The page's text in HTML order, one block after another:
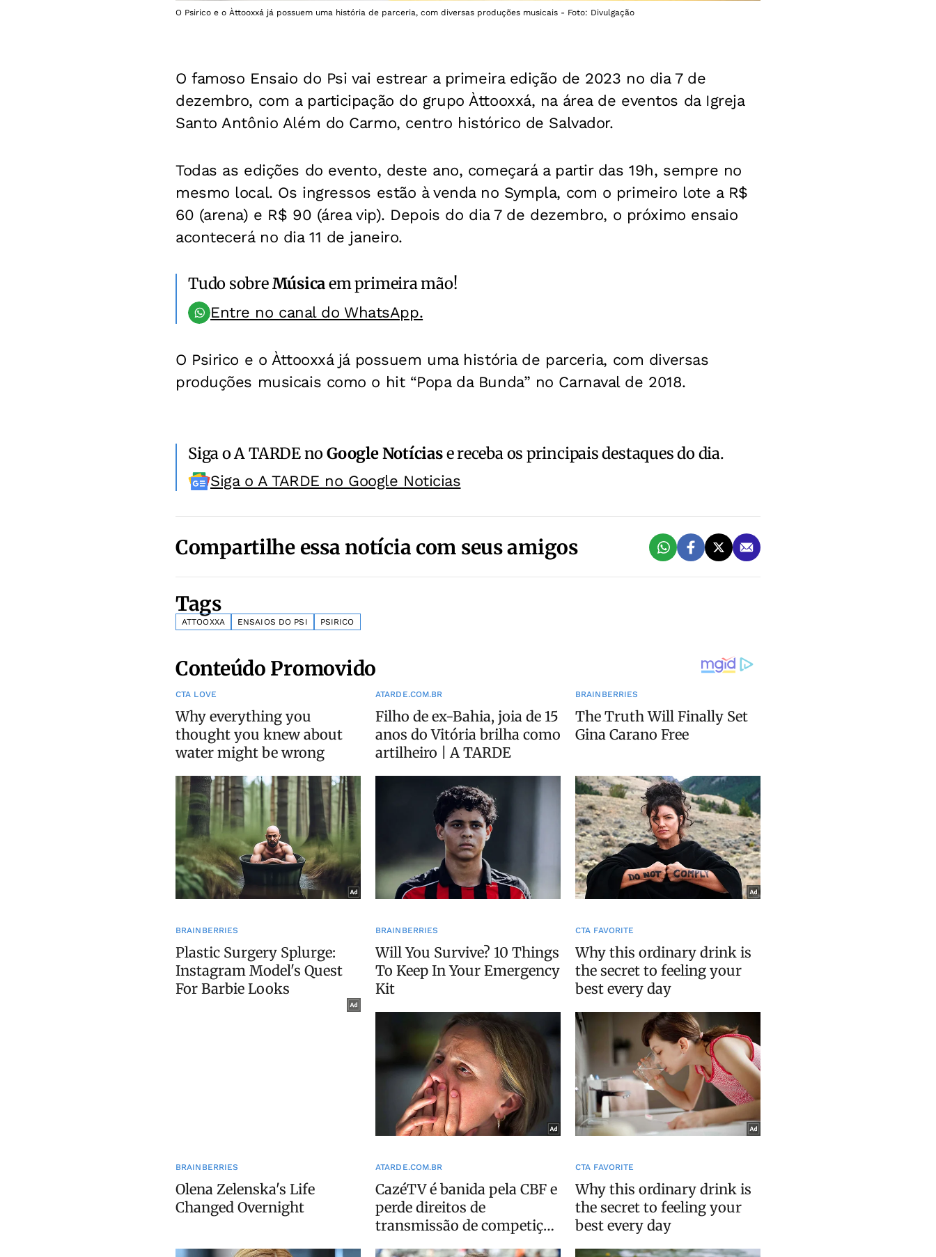
O Psirico e o Àttooxxá já possuem uma história de parceria, com diversas produções musicais - Foto: Divulgação
O famoso Ensaio do Psi vai estrear a primeira edição de 2023 no dia 7 de
dezembro, com a participação do grupo Àttooxxá, na área de eventos da Igreja
Santo Antônio Além do Carmo, centro histórico de Salvador.
Todas as edições do evento, deste ano, começará a partir das 19h, sempre no
mesmo local. Os ingressos estão à venda no Sympla, com o primeiro lote a R$
60 (arena) e R$ 90 (área vip). Depois do dia 7 de dezembro, o próximo ensaio
acontecerá no dia 11 de janeiro.
Tudo sobreMúsicaem primeira mão!
Entre no canal do WhatsApp.
O Psirico e o Àttooxxá já possuem uma história de parceria, com diversas
produções musicais como o hit “Popa da Bunda” no Carnaval de 2018.
Siga o A TARDE noGoogle Notíciase receba os principais destaques do dia.
Siga o A TARDE no Google Noticias
Compartilhe essa notícia com seus amigos
Tags
ATTOOXXA ENSAIOS DO PSI PSIRICO